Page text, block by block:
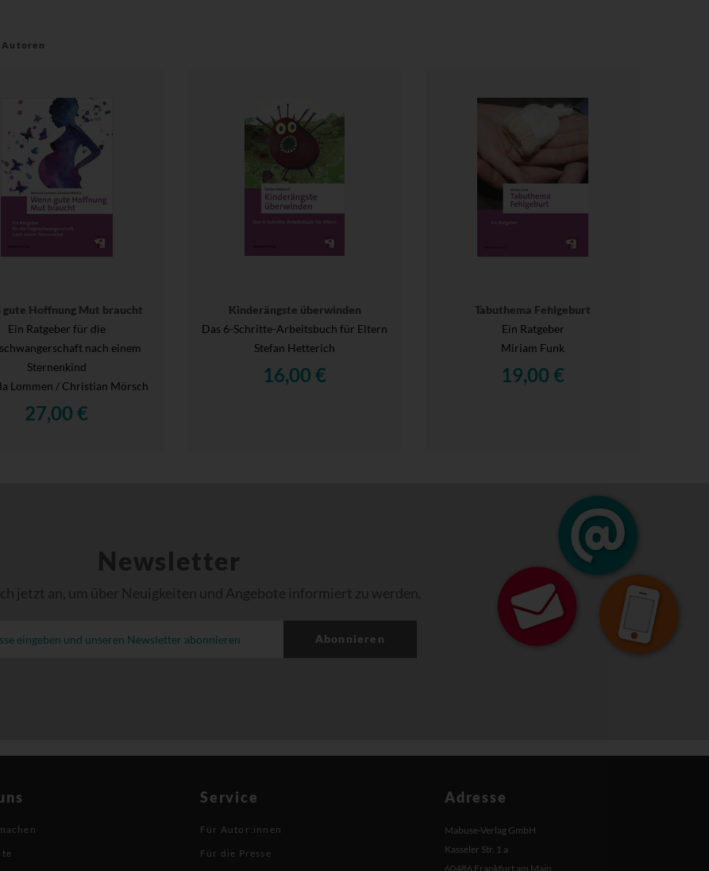
gute Hoffnung Mut braucht
Ein Ratgeber für die
nach einem
Sternenkind
Lommen / Christian Mörsch
27,00 €
Kinderängste überwinden
Das 6-Schritte-Arbeitsbuch für Eltern
Stefan Hetterich
16,00 €
Tabuthema Fehlgeburt
Ein Ratgeber
Miriam Funk
19,00 €
Newsletter
jetzt an, um über Neuigkeiten und Angebote informiert zu werden.
Abonnieren
Service
Für Autor:innen
Für die Presse
Adresse
Mabuse-Verlag GmbH
Kasseler Str. 1 a
60486 Frankfurt am Main